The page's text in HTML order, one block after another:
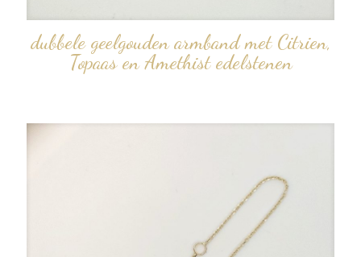
dubbele geelgouden armband met Citrien,
Topaas en Amethist edelstenen